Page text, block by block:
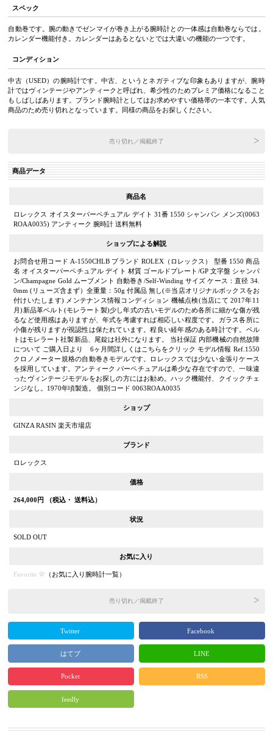
スペック
自動巻です。腕の動きでゼンマイが巻き上がる腕時計との一体感は自動巻ならでは。
カレンダー機能付き。カレンダーはあるとないとでは大違いの機能の一つです。
コンディション
中古（USED）の腕時計です。中古、というとネガティブな印象もありますが、腕時
計ではヴィンテージやアンティークと呼ばれ、希少性のためプレミア価格になること
もしばしばあります。ブランド腕時計としてはお求めやすい価格帯の一本です。人気
商品のため売り切れとなっています。同様の商品をお探しください。
売り切れ／掲載終了
商品データ
商品名
ロレックス オイスターパーペチュアル デイト 31番 1550 シャンパン メンズ(0063
ROAA0035) アンティーク 腕時計 送料無料
ショップによる解説
お問合せ用コード A-1550CHLB ブランド ROLEX（ロレックス） 型番 1550 商品
名 オイスターパーペチュアル デイト 材質 ゴールドプレート/GP 文字盤 シャンパ
ン/Champagne Gold ムーブメント 自動巻き/Self-Winding サイズ ケース：直径 34.
0mm (リューズ含まず）全重量：50g 付属品 無し(※当店オリジナルボックスをお
付けいたします) メンテナンス情報コンディション 機械点検(当店にて 2017年11
月)新品革ベルト(モレラート製)少し年式の古いモデルのため各所に細かな傷が残
るなど使用感はありますが、年式を考慮すれば相応しい程度です。ガラス各所に
小傷が残りますが視認性は保たれています。程良い経年感のある時計です。ベル
トはモレラート社製新品、尾錠は社外になります。 当社保証 内部機械の自然故障
について ご購入日より 6ヶ月間詳しくはこちらをクリック モデル情報 Ref.1550
クロノメーター規格の自動巻きモデルです。ロレックスでは少ない金張りケース
を採用しています。アンティーク パーペチュアルは希少な存在ですので、一味違
ったヴィンテージモデルをお探しの方にはお勧め。ハック機能付、クイックチェ
ンジなし。1970年頃製造。 個別コード 0063ROAA0035
ショップ
GINZA RASIN 楽天市場店
ブランド
ロレックス
価格
264,000 円 （税込・ 送料込）
状況
SOLD OUT
お気に入り
Favorite （お気に入り腕時計一覧）
売り切れ／掲載終了
Twitter Facebook
はてブ LINE
Pocket RSS
feedly